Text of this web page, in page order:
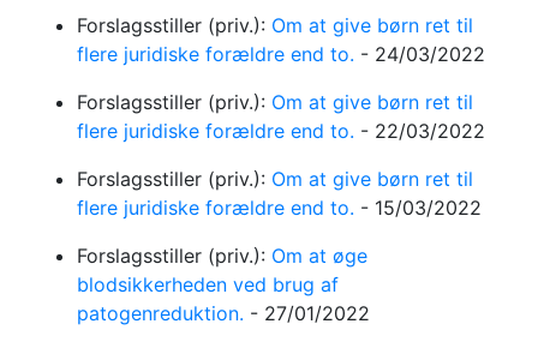
Forslagsstiller (priv.): Om at give børn ret til
flere juridiske forældre end to. - 24/03/2022
Forslagsstiller (priv.): Om at give børn ret til
flere juridiske forældre end to. - 22/03/2022
Forslagsstiller (priv.): Om at give børn ret til
flere juridiske forældre end to. - 15/03/2022
Forslagsstiller (priv.): Om at øge
blodsikkerheden ved brug af
patogenreduktion. - 27/01/2022